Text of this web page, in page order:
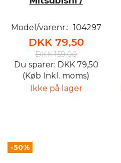
Model/varenr.: 104297
DKK 79,50
DKK 159,00
Du sparer: DKK 79,50
(Køb Inkl. moms)
Ikke på lager
-50%